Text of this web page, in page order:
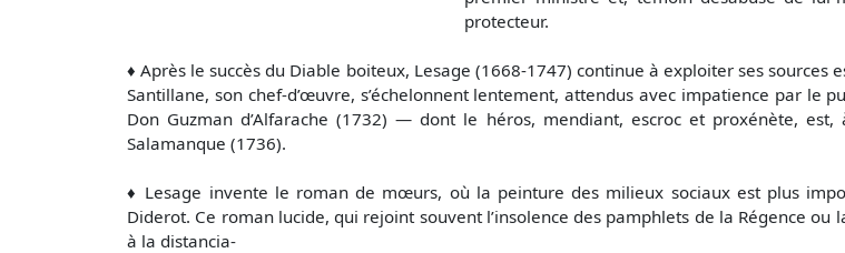
protecteur.
♦ Après le succès du Diable boiteux, Lesage (1668-1747) continue à exploiter ses sources
Santillane, son chef-d’œuvre, s’échelonnent lentement, attendus avec impatience par le
Don Guzman d’Alfarache (1732) — dont le héros, mendiant, escroc et proxénète,
Salamanque (1736).
♦ Lesage invente le roman de mœurs, où la peinture des milieux sociaux est plus
Diderot. Ce roman lucide, qui rejoint souvent l’insolence des pamphlets de la Régence
à la distancia-